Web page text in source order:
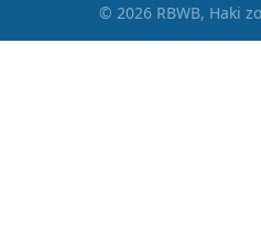
© 2026 RBWB, Haki